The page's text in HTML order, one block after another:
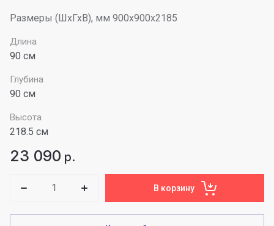
Размеры (ШхГхВ), мм 900х900х2185
Длина
90 cм
Глубина
90 см
Высота
218.5 см
23 090 р.
В корзину